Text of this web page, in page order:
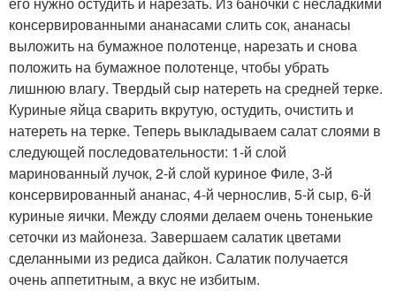
консервированными ананасами слить сок, ананасы
выложить на бумажное полотенце, нарезать и снова
положить на бумажное полотенце, чтобы убрать
лишнюю влагу. Твердый сыр натереть на средней терке.
Куриные яйца сварить вкрутую, остудить, очистить и
натереть на терке. Теперь выкладываем салат слоями в
следующей последовательности: 1-й слой
маринованный лучок, 2-й слой куриное Филе, 3-й
консервированный ананас, 4-й чернослив, 5-й сыр, 6-й
куриные яички. Между слоями делаем очень тоненькие
сеточки из майонеза. Завершаем салатик цветами
сделанными из редиса дайкон. Салатик получается
очень аппетитным, а вкус не избитым.